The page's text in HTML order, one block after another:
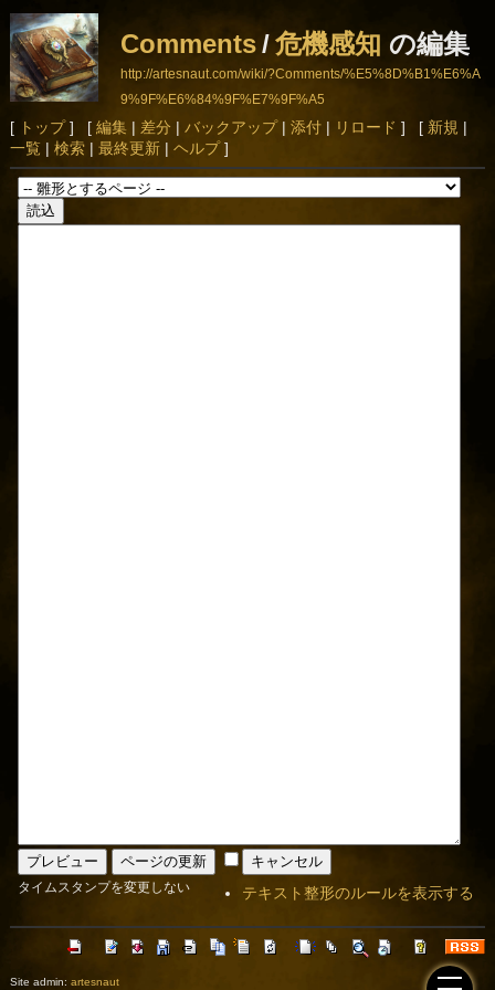
Comments/危機感知 の編集
http://artesnaut.com/wiki/?Comments/%E5%8D%B1%E6%A
9%9F%E6%84%9F%E7%9F%A5
[ トップ] [ 編集| 差分 | バックアップ| 添付| リロード ] [ 新規 |
一覧| 検索| 最終更新| ヘルプ]
タイムスタンプを変更しない テキスト整形のルールを表示する
Site admin: artesnaut